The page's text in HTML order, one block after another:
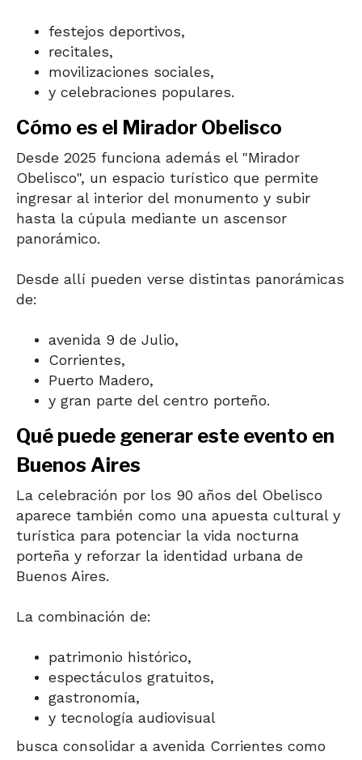
festejos deportivos,
recitales,
movilizaciones sociales,
y celebraciones populares.
Cómo es el Mirador Obelisco
Desde 2025 funciona además el "Mirador
Obelisco", un espacio turístico que permite
ingresar al interior del monumento y subir
hasta la cúpula mediante un ascensor
panorámico.
Desde allí pueden verse distintas panorámicas
de:
avenida 9 de Julio,
Corrientes,
Puerto Madero,
y gran parte del centro porteño.
Qué puede generar este evento en
Buenos Aires
La celebración por los 90 años del Obelisco
aparece también como una apuesta cultural y
turística para potenciar la vida nocturna
porteña y reforzar la identidad urbana de
Buenos Aires.
La combinación de:
patrimonio histórico,
espectáculos gratuitos,
gastronomía,
y tecnología audiovisual
busca consolidar a avenida Corrientes como